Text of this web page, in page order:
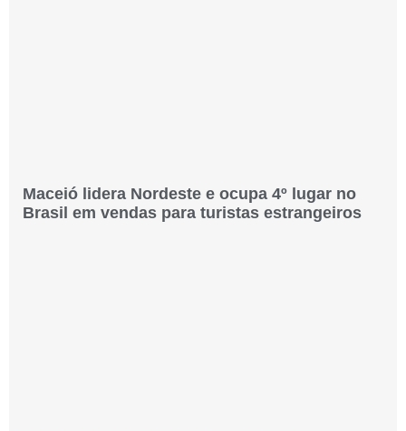
Maceió lidera Nordeste e ocupa 4º lugar no
Brasil em vendas para turistas estrangeiros